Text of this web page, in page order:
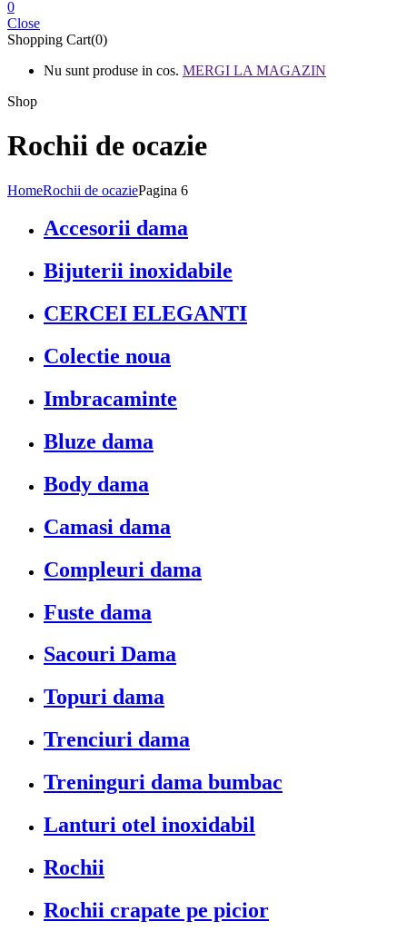
0
Close
Shopping Cart(0)
Nu sunt produse in cos. MERGI LA MAGAZIN
Shop
Rochii de ocazie
HomeRochii de ocaziePagina 6
Accesorii dama
Bijuterii inoxidabile
CERCEI ELEGANTI
Colectie noua
Imbracaminte
Bluze dama
Body dama
Camasi dama
Compleuri dama
Fuste dama
Sacouri Dama
Topuri dama
Trenciuri dama
Treninguri dama bumbac
Lanturi otel inoxidabil
Rochii
Rochii crapate pe picior